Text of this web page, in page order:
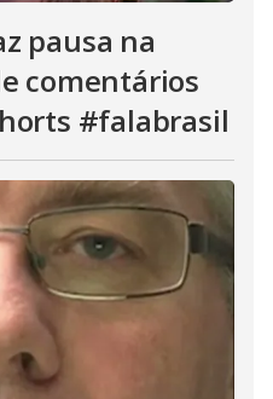
pausa na
comentários
#falabrasil